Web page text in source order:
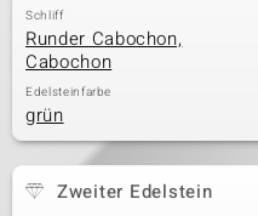
Schliff
Runder Cabochon,
Cabochon
Edelsteinfarbe
grün
Zweiter Edelstein